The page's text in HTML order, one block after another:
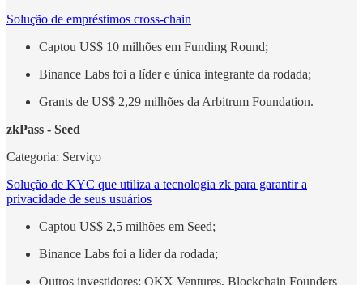
Solução de empréstimos cross-chain
Captou US$ 10 milhões em Funding Round;
Binance Labs foi a líder e única integrante da rodada;
Grants de US$ 2,29 milhões da Arbitrum Foundation.
zkPass - Seed
Categoria: Serviço
Solução de KYC que utiliza a tecnologia zk para garantir a
privacidade de seus usuários
Captou US$ 2,5 milhões em Seed;
Binance Labs foi a líder da rodada;
Outros investidores: OKX Ventures, Blockchain Founders